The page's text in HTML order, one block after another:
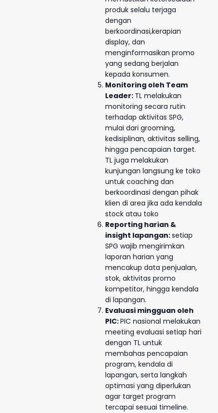
produk selalu terjaga
dengan
berkoordinasi,kerapian
display, dan
menginformasikan promo
yang sedang berjalan
kepada konsumen.
Monitoring oleh Team
Leader: TL melakukan
monitoring secara rutin
terhadap aktivitas SPG,
mulai dari grooming,
kedisiplinan, aktivitas selling,
hingga pencapaian target.
TL juga melakukan
kunjungan langsung ke toko
untuk coaching dan
berkoordinasi dengan pihak
klien di area jika ada kendala
stock atau toko
Reporting harian &
insight lapangan:setiap
SPG wajib mengirimkan
laporan harian yang
mencakup data penjualan,
stok, aktivitas promo
kompetitor, hingga kendala
di lapangan.
Evaluasi mingguan oleh
PIC:PIC nasional melakukan
meeting evaluasi setiap hari
dengan TL untuk
membahas pencapaian
program, kendala di
lapangan, serta langkah
optimasi yang diperlukan
agar target program
tercapai sesuai timeline.